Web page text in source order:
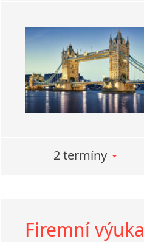
2 termíny
Firemní